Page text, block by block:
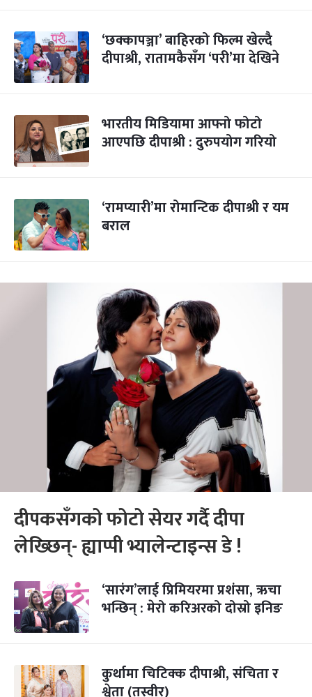
‘छक्कापञ्जा’ बाहिरको फिल्म खेल्दै
दीपाश्री, रातामकैसँग ‘परी’मा देखिने
भारतीय मिडियामा आफ्नो फोटो
आएपछि दीपाश्री : दुरुपयोग गरियो
‘रामप्यारी’मा रोमान्टिक दीपाश्री र यम
बराल
दीपकसँगको फोटो सेयर गर्दै दीपा
लेख्छिन्- ह्याप्पी भ्यालेन्टाइन्स डे !
‘सारंग’लाई प्रिमियरमा प्रशंसा, ऋचा
भन्छिन् : मेरो करिअरको दोस्रो इनिङ
कुर्थामा चिटिक्क दीपाश्री, संचिता र
श्वेता (तस्वीर)